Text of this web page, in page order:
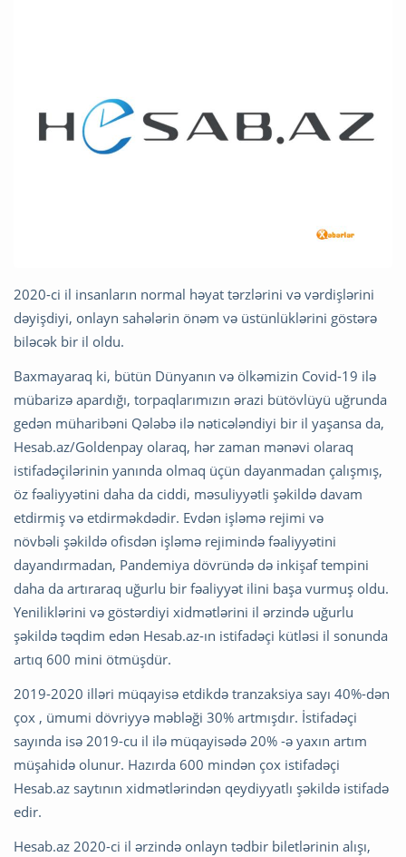
2020-ci il insanların normal həyat tərzlərini və vərdişlərini
dəyişdiyi, onlayn sahələrin önəm və üstünlüklərini göstərə
biləcək bir il oldu.
Baxmayaraq ki, bütün Dünyanın və ölkəmizin Covid-19 ilə
mübarizə apardığı, torpaqlarımızın ərazi bütövlüyü uğrunda
gedən müharibəni Qələbə ilə nəticələndiyi bir il yaşansa da,
Hesab.az/Goldenpay olaraq, hər zaman mənəvi olaraq
istifadəçilərinin yanında olmaq üçün dayanmadan çalışmış,
öz fəaliyyətini daha da ciddi, məsuliyyətli şəkildə davam
etdirmiş və etdirməkdədir. Evdən işləmə rejimi və
növbəli şəkildə ofisdən işləmə rejimində fəaliyyətini
dayandırmadan, Pandemiya dövründə də inkişaf tempini
daha da artıraraq uğurlu bir fəaliyyət ilini başa vurmuş oldu.
Yeniliklərini və göstərdiyi xidmətlərini il ərzində uğurlu
şəkildə təqdim edən Hesab.az-ın istifadəçi kütləsi il sonunda
artıq 600 mini ötmüşdür.
2019-2020 illəri müqayisə etdikdə tranzaksiya sayı 40%-dən
çox , ümumi dövriyyə məbləği 30% artmışdır. İstifadəçi
sayında isə 2019-cu il ilə müqayisədə 20% -ə yaxın artım
müşahidə olunur. Hazırda 600 mindən çox istifadəçi
Hesab.az saytının xidmətlərindən qeydiyyatlı şəkildə istifadə
edir.
Hesab.az 2020-ci il ərzində onlayn tədbir biletlərinin alışı,